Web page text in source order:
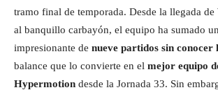
tramo final de temporada. Desde la llegada de
al banquillo carbayón, el equipo ha sumado
impresionante de nueve partidos sin conocer
balance que lo convierte en el mejor equipo
Hypermotion desde la Jornada 33. Sin